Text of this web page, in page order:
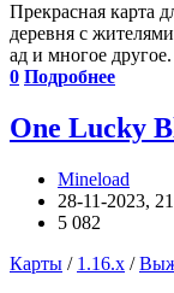
Прекрасная карта
деревня с
ад и многое другое.
0 Подробнее
One Lucky
Mineload
28-11-2023,
5 082
Карты / 1.16.x /